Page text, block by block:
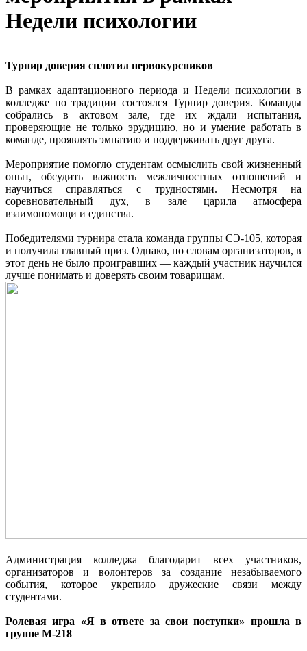
Недели психологии
Турнир доверия сплотил первокурсников
В рамках адаптационного периода и Недели психологии в
колледже по традиции состоялся Турнир доверия. Команды
собрались в актовом зале, где их ждали испытания,
проверяющие не только эрудицию, но и умение работать в
команде, проявлять эмпатию и поддерживать друг друга.
Мероприятие помогло студентам осмыслить свой жизненный
опыт, обсудить важность межличностных отношений и
научиться справляться с трудностями. Несмотря на
соревновательный дух, в зале царила атмосфера
взаимопомощи и единства.
Победителями турнира стала команда группы СЭ-105, которая
и получила главный приз. Однако, по словам организаторов, в
этот день не было проигравших — каждый участник научился
лучше понимать и доверять своим товарищам.
Администрация колледжа благодарит всех участников,
организаторов и волонтеров за создание незабываемого
события, которое укрепило дружеские связи между
студентами.
Ролевая игра «Я в ответе за свои поступки» прошла в
группе М-218